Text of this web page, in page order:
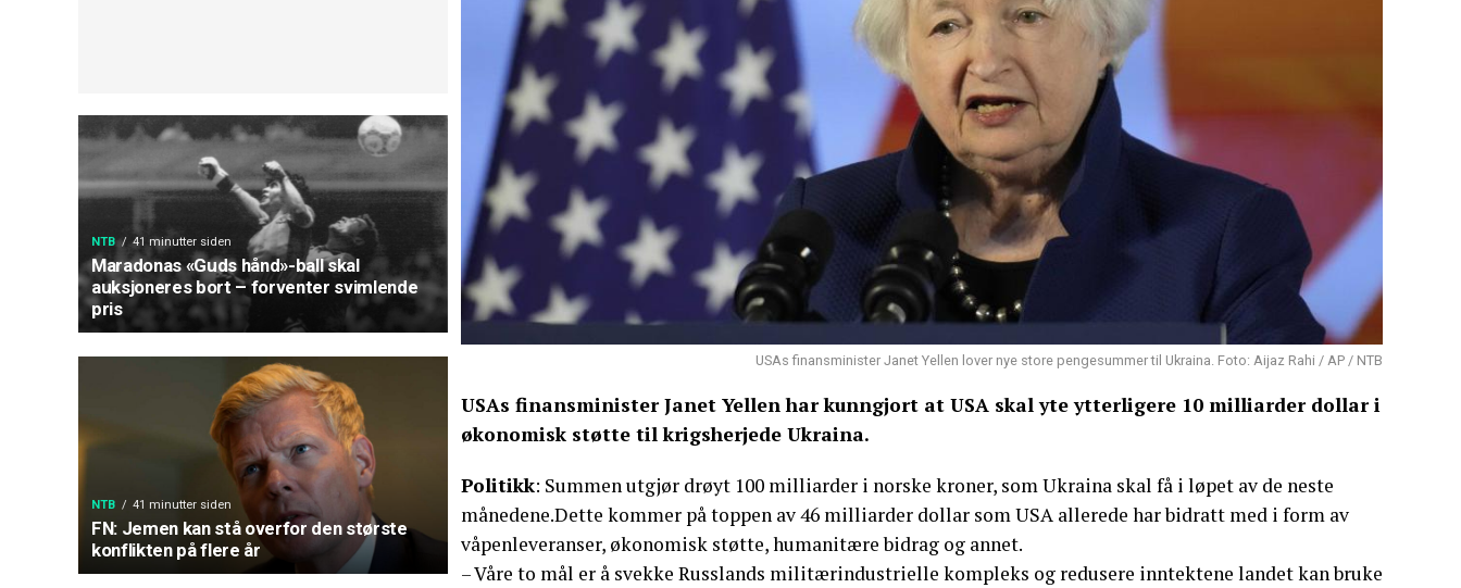
NTB 41 minutter siden
Maradonas «Guds hånd»-ball skal
auksjoneres bort – forventer svimlende
pris
NTB 41 minutter siden
FN: Jemen kan stå overfor den største
konflikten på flere år
USAs finansminister Janet Yellen lover nye store pengesummer til Ukraina. Foto: Aijaz Rahi / AP / NTB
USAs finansminister Janet Yellen har kunngjort at USA skal yte ytterligere 10 milliarder dollar i
økonomisk støtte til krigsherjede Ukraina.
Politikk: Summen utgjør drøyt 100 milliarder i norske kroner, som Ukraina skal få i løpet av de neste
månedene.Dette kommer på toppen av 46 milliarder dollar som USA allerede har bidratt med i form av
våpenleveranser, økonomisk støtte, humanitære bidrag og annet.
– Våre to mål er å svekke Russlands militærindustrielle kompleks og redusere inntektene landet kan bruke